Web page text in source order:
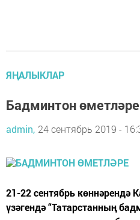
ЯҢАЛЫКЛАР
Бадминтон өметләре
admin, 24 сентябрь 2019 -
21-22 сентябрь көннәрендә
үзәгендә “Татарстанның